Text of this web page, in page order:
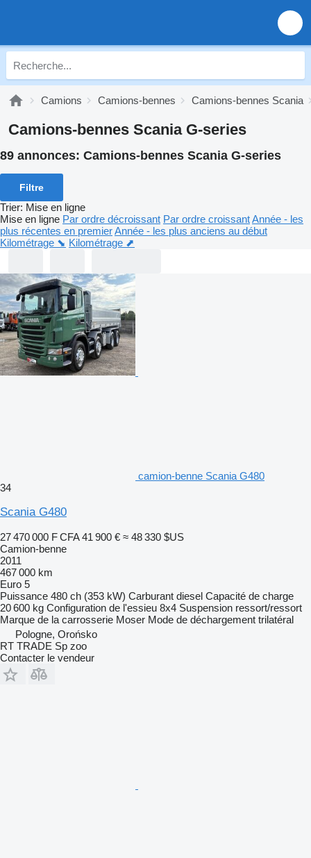
Camions Camions-bennes Camions-bennes Scania
Camions-bennes Scania G-series
89 annonces: Camions-bennes Scania G-series
Filtre
Trier: Mise en ligne
Mise en ligne Par ordre décroissant Par ordre croissantAnnée - les
plus récentes en premierAnnée - les plus anciens au début
Kilométrage ⬊ Kilométrage ⬈
camion-benne Scania G480
34
Scania G480
27 470 000 F CFA 41 900 € ≈ 48 330 $US
Camion-benne
2011
467 000 km
Euro 5
Puissance 480 ch (353 kW) Carburant diesel Capacité de charge
20 600 kg Configuration de l'essieu 8x4 Suspension ressort/ressort
Marque de la carrosserie Moser Mode de déchargement trilatéral
Pologne, Orońsko
RT TRADE Sp zoo
Contacter le vendeur